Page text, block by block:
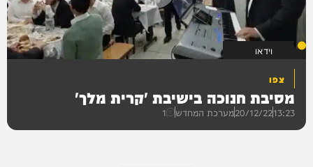
וידאו
צפו
מסיבת חנוכה בישיבת 'קרית מלך'
13:23
20/12/22מערכת המחדש 1